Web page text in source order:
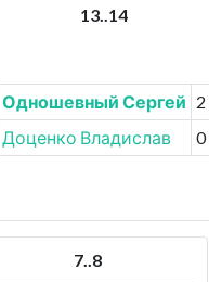
13..14
Одношевный Сергей 2
Доценко Владислав
0
7..8